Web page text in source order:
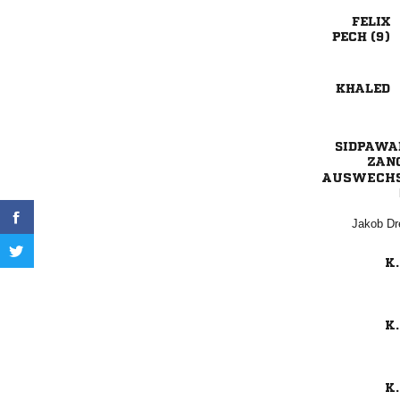

 

